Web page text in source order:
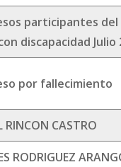
participantes
discapacidad Julio
por fallecimiento
RINCON CASTRO
RODRIGUEZ